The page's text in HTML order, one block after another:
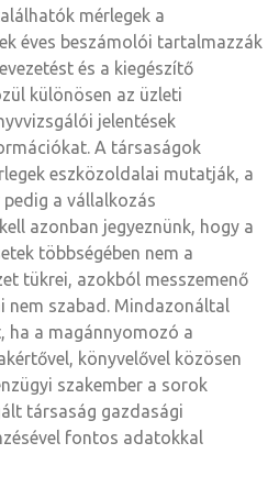
mérlegek a
éves beszámolói tartalmazzák
és a kiegészítő
különösen az üzleti
jelentések
A társaságok
eszközoldalai mutatják, a
a vállalkozás
azonban jegyeznünk, hogy a
többségében nem a
tükrei, azokból messzemenő
nem szabad. Mindazonáltal
ha a magánnyomozó a
könyvelővel közösen
szakember a sorok
társaság gazdasági
fontos adatokkal